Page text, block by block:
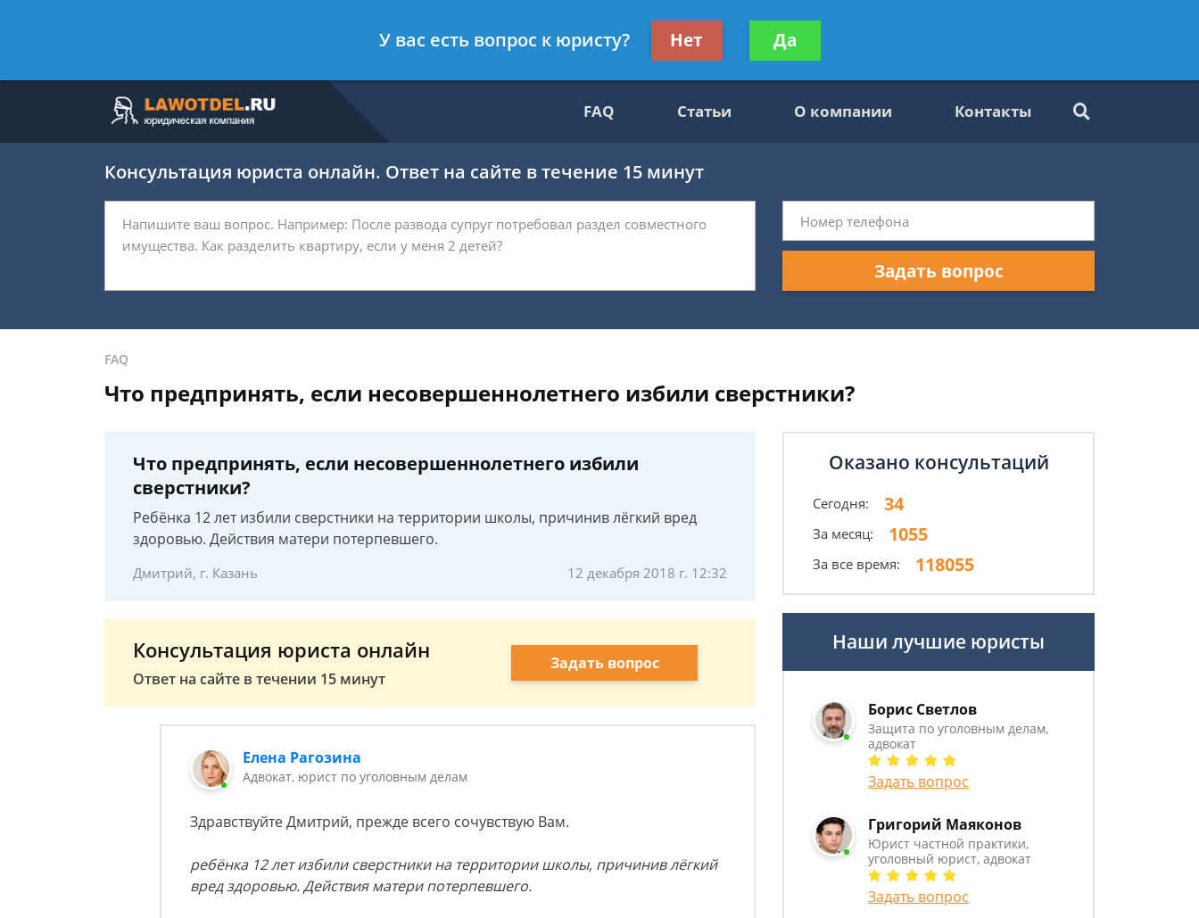
7 812 467-37-69
Получите консультацию
бесплатно
FAQ Статьи О компании Контакты
Консультация юриста онлайн. Ответ на сайте в течение 15 минут
Задать вопрос
FAQ
Что предпринять, если несовершеннолетнего избили сверстники?
Что предпринять, если несовершеннолетнего избили
сверстники?
Ребёнка 12 лет избили сверстники на территории школы, причинив лёгкий вред
здоровью. Действия матери потерпевшего.
Дмитрий, г. Казань 12 декабря 2018 г. 12:32
Консультация юриста онлайн
Ответ на сайте в течении 15 минут
Задать вопрос
Елена Рагозина
Адвокат, юрист по уголовным делам
Здравствуйте Дмитрий, прежде всего сочувствую Вам.
ребёнка 12 лет избили сверстники на территории школы, причинив лёгкий
вред здоровью. Действия матери потерпевшего.
Оказано консультаций
Сегодня: 34
За месяц: 1055
За все время: 118055
Наши лучшие юристы
Борис Светлов
Защита по уголовным делам,
адвокат
Задать вопрос
Григорий Маяконов
Юрист частной практики,
уголовный юрист, адвокат
Задать вопрос
У вас есть вопрос к юристу? Нет Да